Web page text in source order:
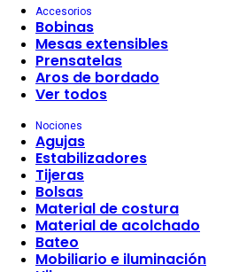
Accesorios
Bobinas
Mesas extensibles
Prensatelas
Aros de bordado
Ver todos
Nociones
Agujas
Estabilizadores
Tijeras
Bolsas
Material de costura
Material de acolchado
Bateo
Mobiliario e iluminación